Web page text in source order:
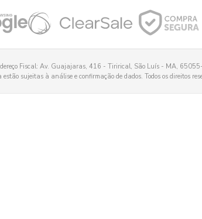
Fiscal: Av. Guajajaras, 416 - Tirirical, São Luís - MA,
sujeitas à análise e confirmação de dados. Todos os direitos